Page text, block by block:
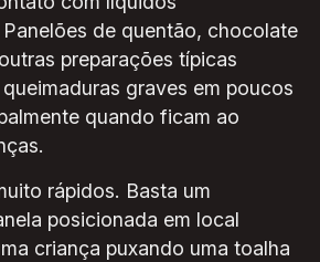
de quentão, chocolate
preparações típicas
graves em poucos
quando ficam ao
rápidos. Basta um
posicionada em local
criança puxando uma toalha